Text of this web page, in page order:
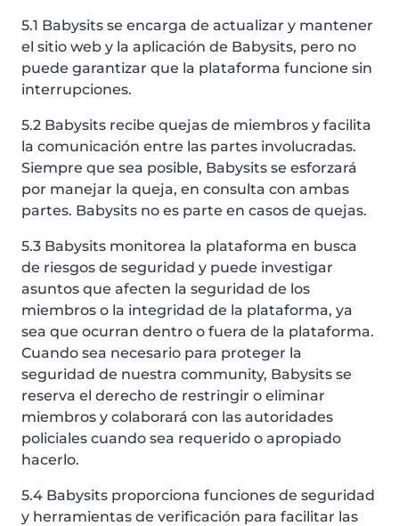
5.1 Babysits se encarga de actualizar y mantener
el sitio web y la aplicación de Babysits, pero no
puede garantizar que la plataforma funcione sin
interrupciones.
5.2 Babysits recibe quejas de miembros y facilita
la comunicación entre las partes involucradas.
Siempre que sea posible, Babysits se esforzará
por manejar la queja, en consulta con ambas
partes. Babysits no es parte en casos de quejas.
5.3 Babysits monitorea la plataforma en busca
de riesgos de seguridad y puede investigar
asuntos que afecten la seguridad de los
miembros o la integridad de la plataforma, ya
sea que ocurran dentro o fuera de la plataforma.
Cuando sea necesario para proteger la
seguridad de nuestra community, Babysits se
reserva el derecho de restringir o eliminar
miembros y colaborará con las autoridades
policiales cuando sea requerido o apropiado
hacerlo.
5.4 Babysits proporciona funciones de seguridad
y herramientas de verificación para facilitar las